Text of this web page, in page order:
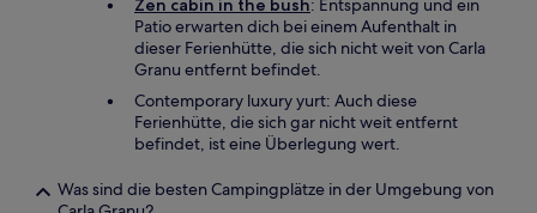
Zen cabin in the bush: Entspannung und ein
Patio erwarten dich bei einem Aufenthalt in
dieser Ferienhütte, die sich nicht weit von Carla
Granu entfernt befindet.
Contemporary luxury yurt: Auch diese
Ferienhütte, die sich gar nicht weit entfernt
befindet, ist eine Überlegung wert.
Was sind die besten Campingplätze in der Umgebung von